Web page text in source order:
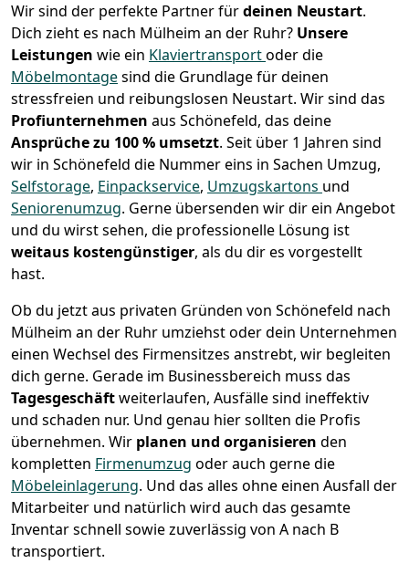
Wir sind der perfekte Partner fürdeinen Neustart.
Dich zieht es nach Mülheim an der Ruhr? Unsere
Leistungen wie ein Klaviertransportoder die
Möbelmontagesind die Grundlage für deinen
stressfreien und reibungslosen Neustart. Wir sind das
Profiunternehmen aus Schönefeld, das deine
Ansprüche zu 100 % umsetzt. Seit über 1 Jahren sind
wir in Schönefeld die Nummer eins in Sachen Umzug,
Selfstorage, Einpackservice, Umzugskartons und
Seniorenumzug. Gerne übersenden wir dir ein Angebot
und du wirst sehen, die professionelle Lösung ist
weitaus kostengünstiger, als du dir es vorgestellt
hast.
Ob du jetzt aus privaten Gründen von Schönefeld nach
Mülheim an der Ruhr umziehst oder dein Unternehmen
einen Wechsel des Firmensitzes anstrebt, wir begleiten
dich gerne. Gerade im Businessbereich muss das
Tagesgeschäftweiterlaufen, Ausfälle sind ineffektiv
und schaden nur. Und genau hier sollten die Profis
übernehmen. Wir planen und organisieren den
kompletten Firmenumzug oder auch gerne die
Möbeleinlagerung. Und das alles ohne einen Ausfall der
Mitarbeiter und natürlich wird auch das gesamte
Inventar schnell sowie zuverlässig von A nach B
transportiert.